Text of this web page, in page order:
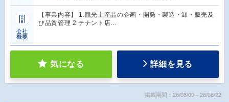
会社
概要
【事業内容】 1.観光土産品の企画・開発・製造・卸・販売及
び品質管理 2.テナント店…
気になる 詳細を見る
掲載期間：26/08/09～26/08/22